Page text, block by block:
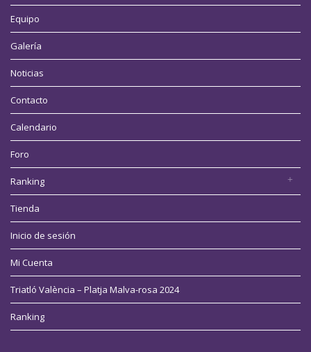
Equipo
Galería
Noticias
Contacto
Calendario
Foro
Ranking
Tienda
Inicio de sesión
Mi Cuenta
Triatló València – Platja Malva-rosa 2024
Ranking